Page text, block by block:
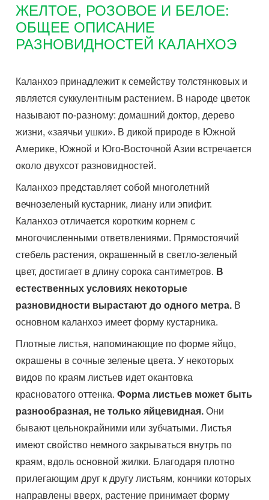
ЖЕЛТОЕ, РОЗОВОЕ И БЕЛОЕ:
ОБЩЕЕ ОПИСАНИЕ
РАЗНОВИДНОСТЕЙ КАЛАНХОЭ
Каланхоэ принадлежит к семейству толстянковых и
является суккулентным растением. В народе цветок
называют по-разному: домашний доктор, дерево
жизни, «заячьи ушки». В дикой природе в Южной
Америке, Южной и Юго-Восточной Азии встречается
около двухсот разновидностей.
Каланхоэ представляет собой многолетний
вечнозеленый кустарник, лиану или эпифит.
Каланхоэ отличается коротким корнем с
многочисленными ответвлениями. Прямостоячий
стебель растения, окрашенный в светло-зеленый
цвет, достигает в длину сорока сантиметров. В
естественных условиях некоторые
разновидности вырастают до одного метра. В
основном каланхоэ имеет форму кустарника.
Плотные листья, напоминающие по форме яйцо,
окрашены в сочные зеленые цвета. У некоторых
видов по краям листьев идет окантовка
красноватого оттенка.Форма листьев может быть
разнообразная, не только яйцевидная. Они
бывают цельнокрайними или зубчатыми. Листья
имеют свойство немного закрываться внутрь по
краям, вдоль основной жилки. Благодаря плотно
прилегающим друг к другу листьям, кончики которых
направлены вверх, растение принимает форму